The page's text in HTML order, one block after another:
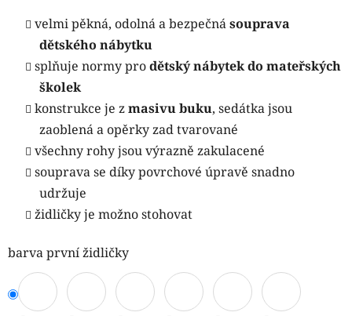
velmi pěkná, odolná a bezpečnásouprava
dětského nábytku
splňuje normy prodětský nábytek do mateřských
školek
konstrukce je zmasivu buku, sedátka jsou
zaoblená a opěrky zad tvarované
všechny rohy jsou výrazně zakulacené
souprava se díky povrchové úpravě snadno
udržuje
židličky je možno stohovat
barva první židličky